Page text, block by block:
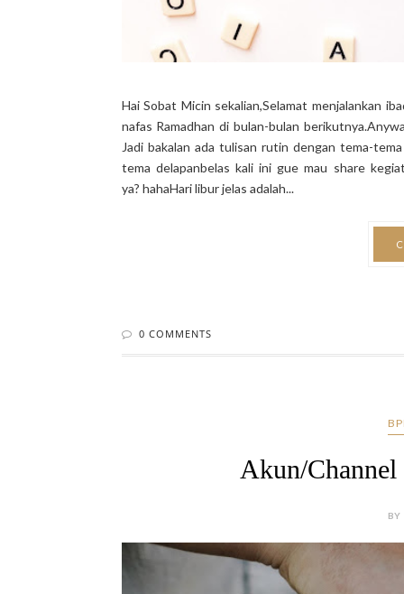
Hai Sobat Micin sekalian,Selamat menjalankan
nafas Ramadhan di bulan-bulan
Jadi bakalan ada tulisan rutin dengan tema-
tema delapanbelas kali ini gue mau share
ya? hahaHari libur jelas adalah...
0 COMMENTS
Akun/